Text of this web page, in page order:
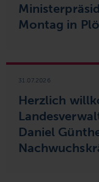
Montag in
Herzlich
Daniel
31.07.2026